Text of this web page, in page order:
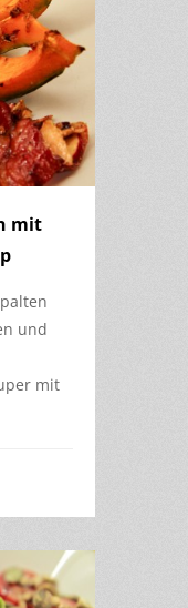
mit
und
mit